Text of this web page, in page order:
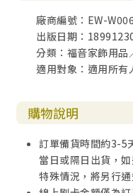
廠商編號：EW-
出版日期：
分類：福音家飾用品
適用對象：適用所有
購物說明
訂單備貨時間約3-5
當日或隔日出貨，
特殊情況，將另行